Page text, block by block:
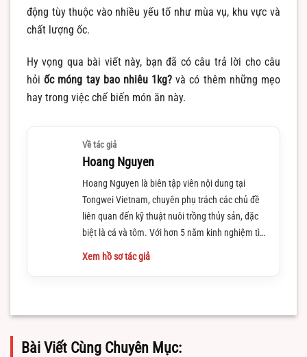
động tùy thuộc vào nhiều yếu tố như mùa vụ, khu vực và
chất lượng ốc.
Hy vọng qua bài viết này, bạn đã có câu trả lời cho câu
hỏiốc móng tay bao nhiêu 1kg? và có thêm những mẹo
hay trong việc chế biến món ăn này.
Về tác giả
Hoang Nguyen
Hoang Nguyen là biên tập viên nội dung tại
Tongwei Vietnam, chuyên phụ trách các chủ đề
liên quan đến kỹ thuật nuôi trồng thủy sản, đặc
biệt là cá và tôm. Với hơn 5 năm kinh nghiệm tìm
hiểu và làm việc trong lĩnh vực này
Xem hồ sơ tác giả
Bài Viết Cùng Chuyên Mục: